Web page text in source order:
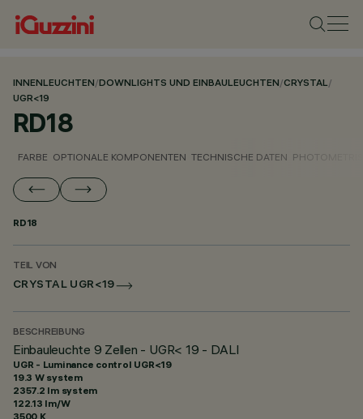
INNENLEUCHTEN/DOWNLIGHTS UND EINBAULEUCHTEN/CRYSTAL/
UGR<19
RD18
FARBE OPTIONALE KOMPONENTEN TECHNISCHE DATEN
RD18
TEIL VON
CRYSTAL UGR<19
BESCHREIBUNG
Einbauleuchte 9 Zellen - UGR< 19 - DALI
UGR - Luminance control UGR<19
19.3 W system
2357.2 lm system
122.13 lm/W
3500 K